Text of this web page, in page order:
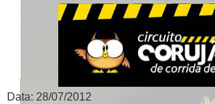
Data: 28/07/2012